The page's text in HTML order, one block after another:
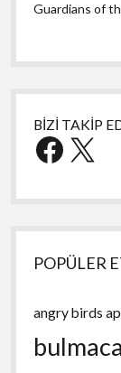
Guardians of
BİZİ TAKİP
X
POPÜLER
angry birds
bulmaca